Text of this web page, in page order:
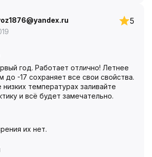
5
год. Работает отлично! Летнее
до -17 сохраняет все свои свойства.
температурах заливайте
и всё будет замечательно.
их нет.